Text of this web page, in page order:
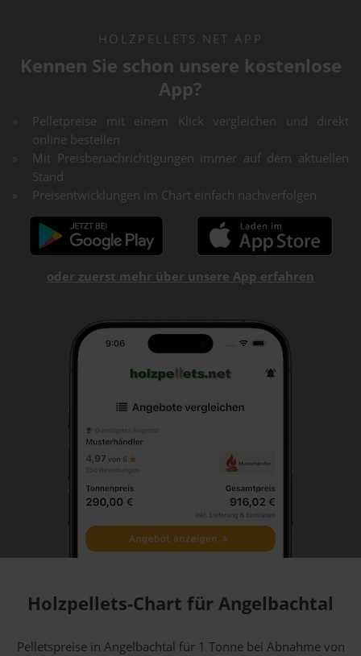
HOLZPELLETS.NET APP
Kennen Sie schon unsere kostenlose
App?
Pelletpreise mit einem Klick vergleichen und direkt
online bestellen
Mit Preisbenachrichtigungen immer auf dem aktuellen
Stand
Preisentwicklungen im Chart einfach nachverfolgen
oder zuerst mehr über unsere App erfahren
Holzpellets-Chart für Angelbachtal
Pelletspreise in Angelbachtal für 1 Tonne bei Abnahmevon